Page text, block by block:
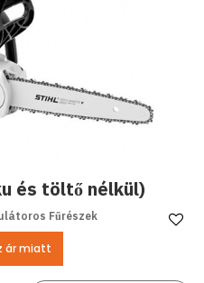
és töltő nélkül)
Fűrészek
ár miatt